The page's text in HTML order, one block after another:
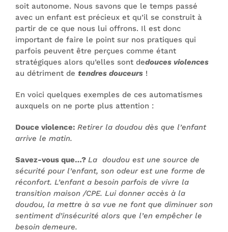
soit autonome. Nous savons que le temps passé
avec un enfant est précieux et qu’il se construit à
partir de ce que nous lui offrons. Il est donc
important de faire le point sur nos pratiques qui
parfois peuvent être perçues comme étant
stratégiques alors qu’elles sont dedouces violences
au détriment de tendres douceurs !
En voici quelques exemples de ces automatismes
auxquels on ne porte plus attention :
Douce violence: Retirer la doudou dès que l’enfant
arrive le matin.
Savez-vous que…? La doudou est une source de
sécurité pour l’enfant, son odeur est une forme de
réconfort. L’enfant a besoin parfois de vivre la
transition maison /CPE. Lui donner accès à la
doudou, la mettre à sa vue ne font que diminuer son
sentiment d’insécurité alors que l’en empêcher le
besoin demeure.